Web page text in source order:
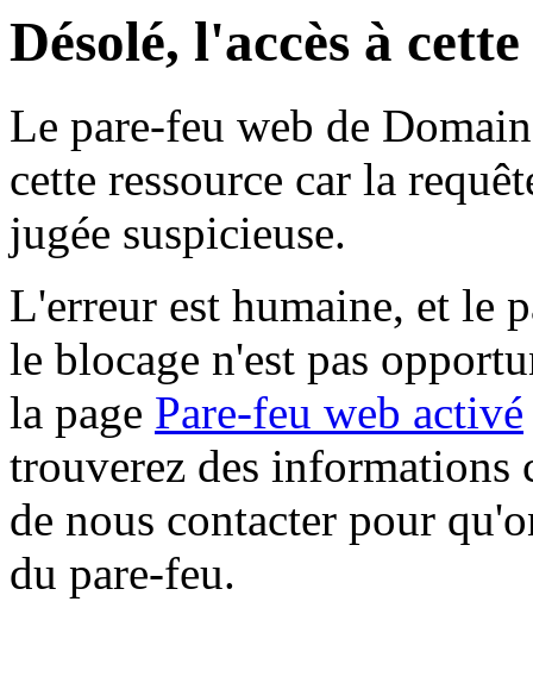
Désolé, l'accès à
Le pare-feu web de
cette ressource car la
jugée suspicieuse.
L'erreur est humaine, et le
le blocage n'est pas
la page Pare-feu web activé
trouverez des informations
de nous contacter pour
du pare-feu.